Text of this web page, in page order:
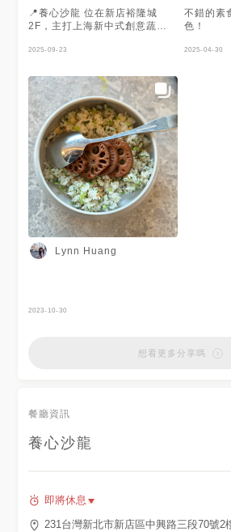
📍養心沙龍 位在新店裕隆城
2F，主打上海新中式創意蔬食
牌，環境寬敞搭配舒適沙發，現
樣，內用提供精緻盆頭小菜無限
續，佐料精心搭配，有別以為對
素食既定印象，連無肉不歡的
我，都可以接受！超適合與姐妹
逛街後一起來用餐✨ 🌟南洋嫩蛋
蟹酥 $360 咖哩香氣十足、搭配
脆脆軟法，每一口都很有層次擁
有南洋風味，超涮嘴！ 🌟蟹黃
豆腐煲 $300 鹹蛋黃加南瓜完美
取代蟹黃！ 吃起來擁有媲美蟹
黃的香氣 鹹香搭配豆腐嫩口 超
下飯 🌟呱呱包/6個 $260 是生
煎包的未來式！外皮Q彈搭配下
方冰花脆脆，內餡是植物肉，一
份有六個，聚餐必點！！ 🌟
薦吃法搭配蟹黃豆腐煲一起品
多有滿滿菇類，還有我最喜的猴
後甜點！ 🌟荔枝桂花氣泡 $150
感細緻的氣泡，清爽解膩又順
口！ 🌟啵啵葡萄乳酸 $150 \喜
新店區中興路三段70號2樓（裕
隆城） ⏰11:00-15:00/17:00-
21:30 ☎️02-8665-5188
2025-09-23
不錯的素
色！
2025-04-30
Lynn Huang
2023-10-30
想看更多分享嗎
餐廳資訊
養心沙龍
即將休息
231台灣新北市新店區中興路三段70號2